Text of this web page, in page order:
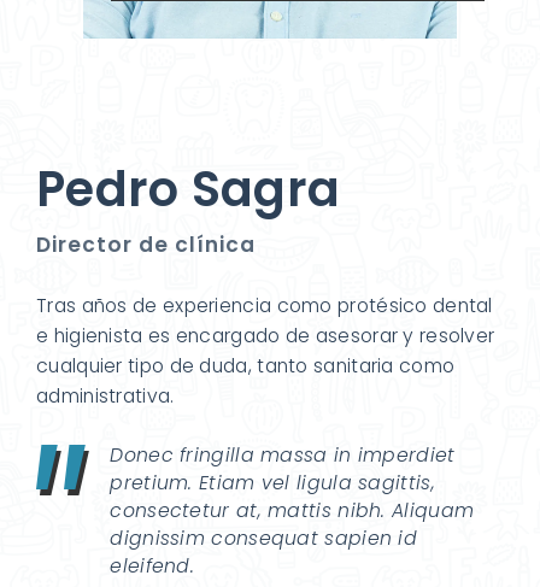
Pedro Sagra
Director de clínica
Tras años de experiencia como protésico dental
e higienista es encargado de asesorar y resolver
cualquier tipo de duda, tanto sanitaria como
administrativa.
Donec fringilla massa in imperdiet
pretium. Etiam vel ligula sagittis,
consectetur at, mattis nibh. Aliquam
dignissim consequat sapien id
eleifend.